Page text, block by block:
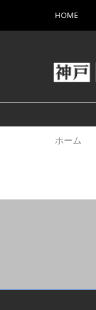
キ
し
て
to
HOME
ホーム